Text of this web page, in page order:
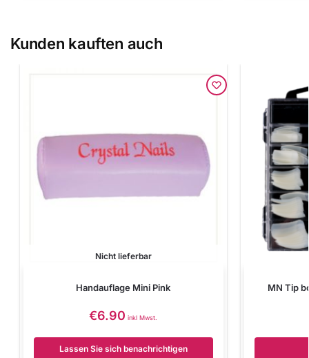
Kunden kauften auch
Nicht lieferbar
Handauflage Mini Pink
€6.90 inkl Mwst.
Lassen Sie sich benachrichtigen
MN Tip